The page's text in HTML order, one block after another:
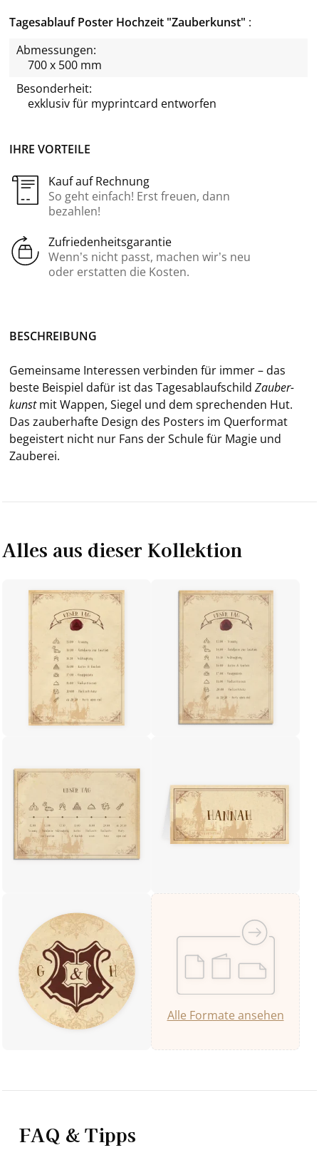
IHRE VORTEILE
Kauf auf Rechnung
So geht einfach! Erst freuen, dann
bezahlen!
Zufriedenheitsgarantie
Wenn’s nicht passt, machen wir’s neu
oder erstatten die Kosten.
Tagesablauf Poster Hochzeit "Zauberkunst"
Abmessungen:
700 x 500 mm
Besonderheit:
exklusiv für myprintcard entworfen
BE­SCHREI­BUNG
Ge­mein­sa­me In­ter­es­sen ver­bin­den für immer – das
beste Bei­spiel dafür ist das Ta­ges­ab­lauf­schild Zau­ber­
kunstmit Wap­pen, Sie­gel und dem spre­chen­den Hut.
Das zau­ber­haf­te De­sign des Pos­ters im Quer­for­mat
be­geis­tert nicht nur Fans der Schu­le für Magie und
Zau­be­rei.
Alles aus dieser Kollektion
Alle Formate ansehen
FAQ & Tipps